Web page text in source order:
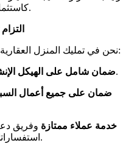
كاستثمار طويل الأمد يضمن عوائد ممتازة.
نحن في تمليك المنزل العقارية نقدم لعملائنا راحة البال من خلال:
ضمان شامل على الهيكللمدة تصل إلى 25 عاماً.
ضمان على جميع أعمال
خدمة عملاء ممتازة وفريق
استفساراتك وتقديم المساعدة اللازمة.